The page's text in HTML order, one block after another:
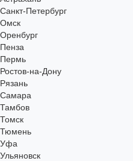
Санкт-Петербург
Омск
Оренбург
Пенза
Пермь
Ростов-на-Дону
Рязань
Самара
Тамбов
Томск
Тюмень
Уфа
Ульяновск